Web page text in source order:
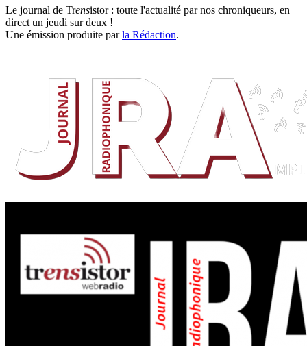
Le journal de Trensistor : toute l'actualité par nos chroniqueurs, en
direct un jeudi sur deux !
Une émission produite parla Rédaction.